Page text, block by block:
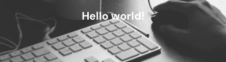
Hello world!